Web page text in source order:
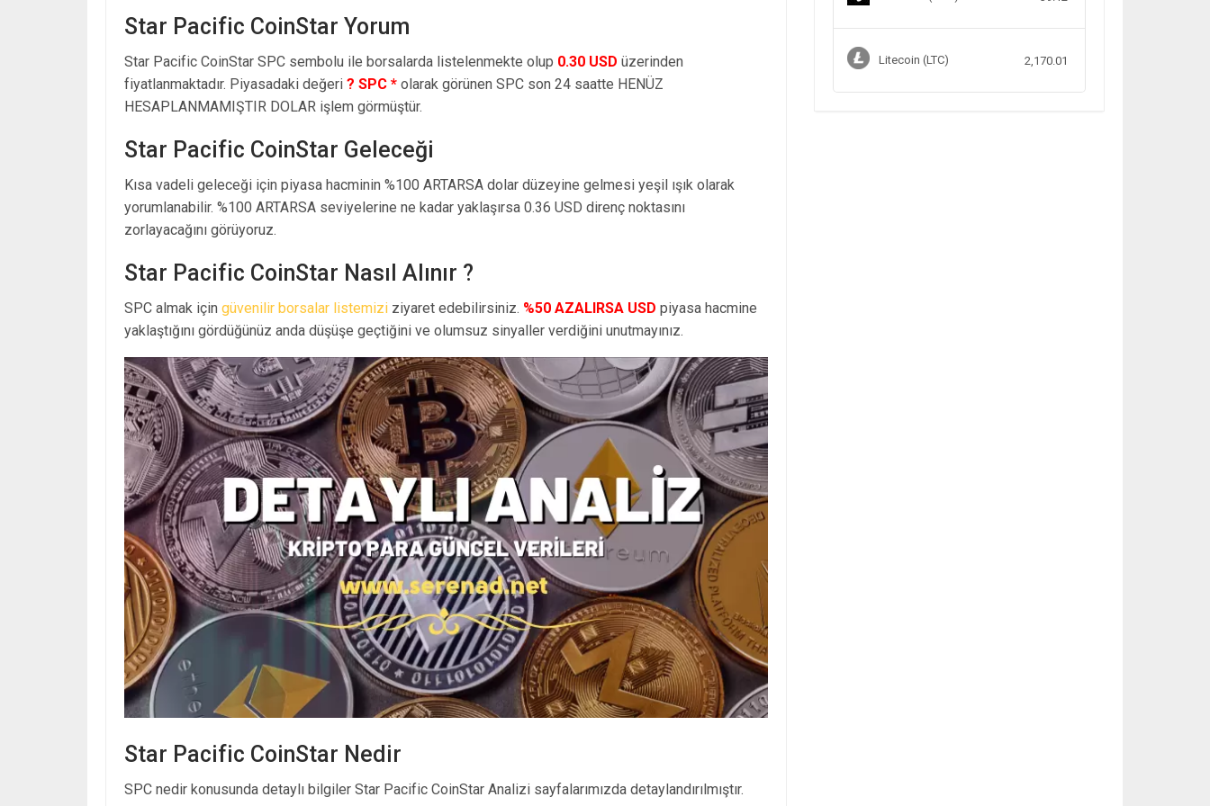
Star Pacific CoinStar Yorum
Star Pacific CoinStar SPC sembolu ile borsalarda listelenmekte olup 0.30 USD üzerinden
fiyatlanmaktadır. Piyasadaki değeri ? SPC * olarak görünen SPC son 24 saatte HENÜZ
HESAPLANMAMIŞTIR DOLAR işlem görmüştür.
Star Pacific CoinStar Geleceği
Kısa vadeli geleceği için piyasa hacminin %100 ARTARSA dolar düzeyine gelmesi yeşil ışık olarak
yorumlanabilir. %100 ARTARSA seviyelerine ne kadar yaklaşırsa 0.36 USD direnç noktasını
zorlayacağını görüyoruz.
Star Pacific CoinStar Nasıl Alınır ?
SPC almak için güvenilir borsalar listemizi ziyaret edebilirsiniz. %50 AZALIRSA USD piyasa hacmine
yaklaştığını gördüğünüz anda düşüşe geçtiğini ve olumsuz sinyaller verdiğini unutmayınız.
Star Pacific CoinStar Nedir
SPC nedir konusunda detaylı bilgiler Star Pacific CoinStar Analizi sayfalarımızda detaylandırılmıştır.
Litecoin (LTC) 2,170.01